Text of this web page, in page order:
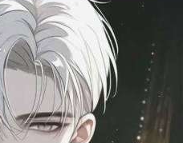
anh-tong-tai-anime